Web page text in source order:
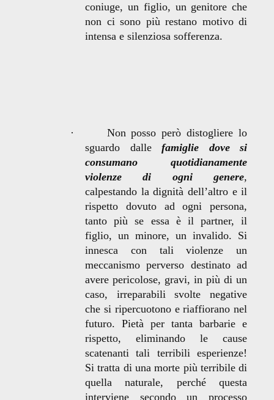
coniuge, un figlio, un genitore che
non ci sono più restano motivo di
intensa e silenziosa sofferenza.
·
Non posso però distogliere lo
sguardo dallefamiglie dove si
consumano quotidianamente
violenze di ogni genere,
calpestando la dignità dell’altro e il
rispetto dovuto ad ogni persona,
tanto più se essa è il partner, il
figlio, un minore, un invalido. Si
innesca con tali violenze un
meccanismo perverso destinato ad
avere pericolose, gravi, in più di un
caso, irreparabili svolte negative
che si ripercuotono e riaffiorano nel
futuro. Pietà per tanta barbarie e
rispetto, eliminando le cause
scatenanti tali terribili esperienze!
Si tratta di una morte più terribile di
quella naturale, perché questa
interviene secondo un processo